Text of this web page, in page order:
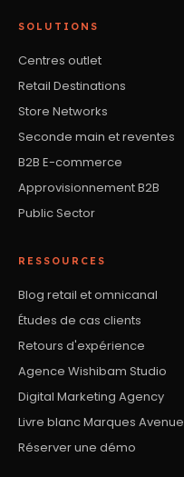
SOLUTIONS
Centres outlet
Retail Destinations
Store Networks
Seconde main et reventes
B2B E-commerce
Approvisionnement B2B
Public Sector
RESSOURCES
Blog retail et omnicanal
Études de cas clients
Retours d'expérience
Agence Wishibam Studio
Digital Marketing Agency
Livre blanc Marques Avenue
Réserver une démo